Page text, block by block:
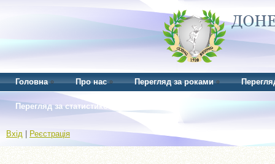
Головна Про нас Перегляд за роками
Перегляд за статистикою
Вхід Реєстрація